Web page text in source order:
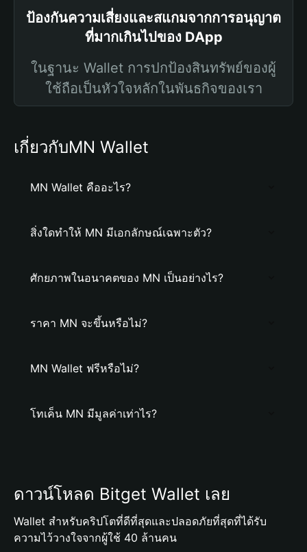
ป้องกันความเสี่ยงและสแกมจากการอนุญาต
ที่มากเกินไปของ DApp
ในฐานะ Wallet การปกป้องสินทรัพย์ของผู้
ใช้ถือเป็นหัวใจหลักในพันธกิจของเรา
เกี่ยวกับMN Wallet
MN Wallet คืออะไร?
สิ่งใดทำให้ MN มีเอกลักษณ์เฉพาะตัว?
ศักยภาพในอนาคตของ MN เป็นอย่างไร?
ราคา MN จะขึ้นหรือไม่?
MN Wallet ฟรีหรือไม่?
โทเค็น MN มีมูลค่าเท่าไร?
ดาวน์โหลด Bitget Wallet เลย
Wallet สำหรับคริปโตที่ดีที่สุดและปลอดภัยที่สุดที่ได้รับ
ความไว้วางใจจากผู้ใช้ 40 ล้านคน